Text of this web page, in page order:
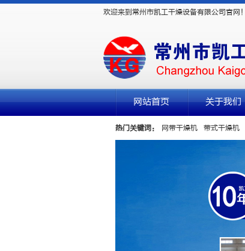
欢迎来到常州市凯工干燥设备有限公司官网！
网站首页 关于我们
热门关键词： 网带干燥机 带式干燥机